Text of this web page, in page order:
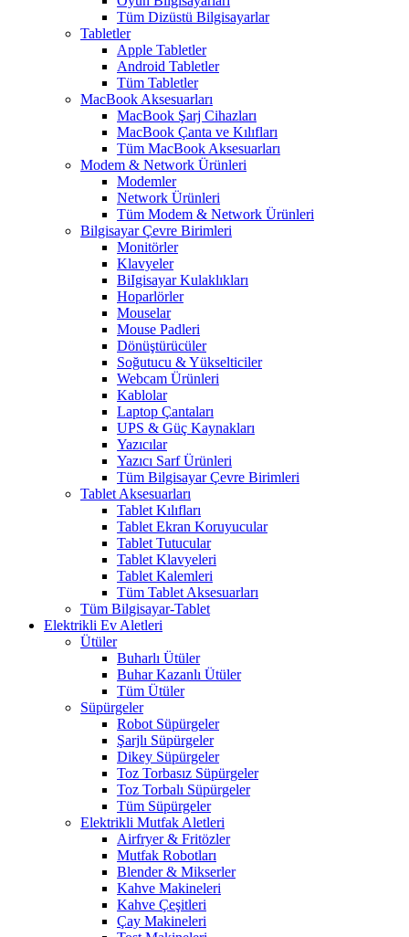
Tüm Dizüstü Bilgisayarlar
Tabletler
Apple Tabletler
Android Tabletler
Tüm Tabletler
MacBook Aksesuarları
MacBook Şarj Cihazları
MacBook Çanta ve Kılıfları
Tüm MacBook Aksesuarları
Modem & Network Ürünleri
Modemler
Network Ürünleri
Tüm Modem & Network Ürünleri
Bilgisayar Çevre Birimleri
Monitörler
Klavyeler
BiIgisayar Kulaklıkları
Hoparlörler
Mouselar
Mouse Padleri
Dönüştürücüler
Soğutucu & Yükselticiler
Webcam Ürünleri
Kablolar
Laptop Çantaları
UPS & Güç Kaynakları
Yazıcılar
Yazıcı Sarf Ürünleri
Tüm Bilgisayar Çevre Birimleri
Tablet Aksesuarları
Tablet Kılıfları
Tablet Ekran Koruyucular
Tablet Tutucular
Tablet Klavyeleri
Tablet Kalemleri
Tüm Tablet Aksesuarları
Tüm Bilgisayar-Tablet
Elektrikli Ev Aletleri
Ütüler
Buharlı Ütüler
Buhar Kazanlı Ütüler
Tüm Ütüler
Süpürgeler
Robot Süpürgeler
Şarjlı Süpürgeler
Dikey Süpürgeler
Toz Torbasız Süpürgeler
Toz Torbalı Süpürgeler
Tüm Süpürgeler
Elektrikli Mutfak Aletleri
Airfryer & Fritözler
Mutfak Robotları
Blender & Mikserler
Kahve Makineleri
Kahve Çeşitleri
Çay Makineleri